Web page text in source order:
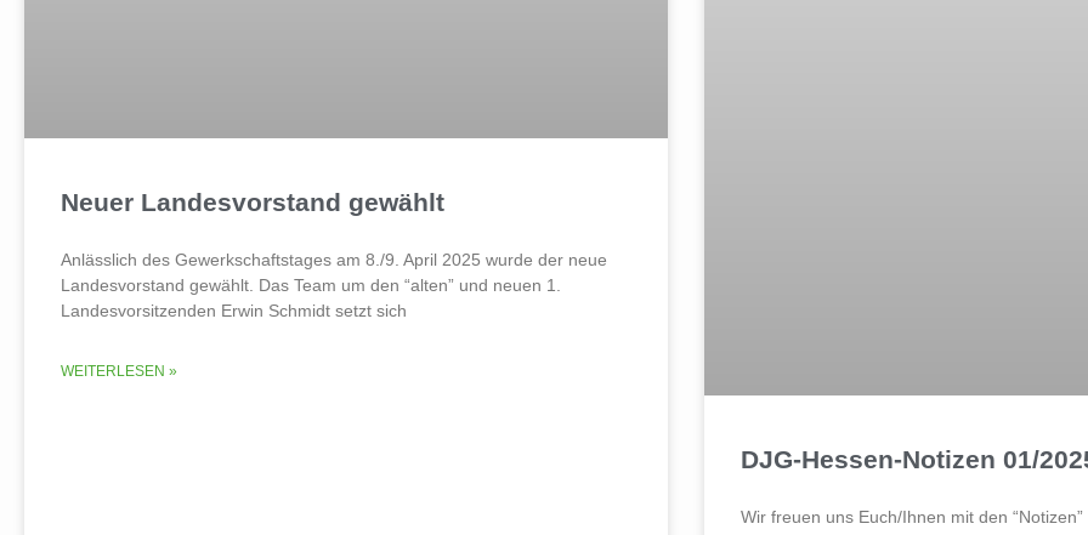
Neuer Landesvorstand gewählt
Anlässlich des Gewerkschaftstages am 8./9. April 2025 wurde der neue
Landesvorstand gewählt. Das Team um den “alten” und neuen 1.
Landesvorsitzenden Erwin Schmidt setzt sich
WEITERLESEN »
DJG-Hessen-Notizen 01/
Wir freuen uns Euch/Ihnen mit den